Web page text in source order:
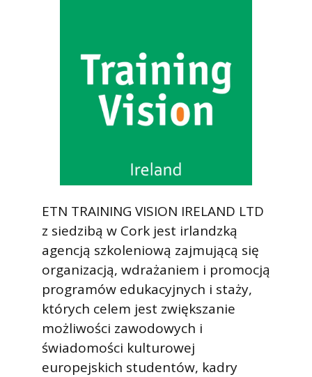
ETN TRAINING VISION IRELAND LTD
z siedzibą w Cork jest irlandzką
agencją szkoleniową zajmującą się
organizacją, wdrażaniem i promocją
programów edukacyjnych i staży,
których celem jest zwiększanie
możliwości zawodowych i
świadomości kulturowej
europejskich studentów, kadry